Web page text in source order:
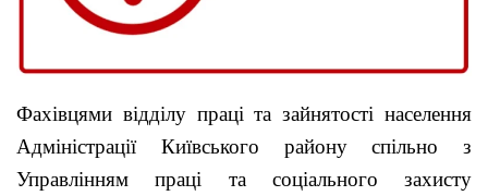
Фахівцями відділу праці та зайнятості населення
Адміністрації Київського району спільно з
Управлінням праці та соціального захисту